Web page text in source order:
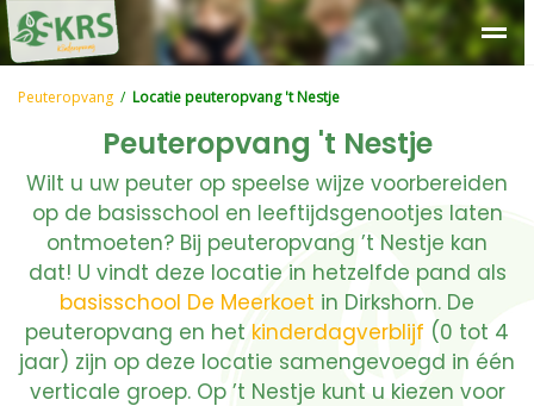
Over SKRS Kinderdagverblijf Peuteropvang
Peuteropvang / Locatie peuteropvang 't Nestje
Peuteropvang 't Nestje
Wilt u uw peuter op speelse wijze voorbereiden
op de basisschool en leeftijdsgenootjes laten
ontmoeten? Bij peuteropvang ’t Nestje kan
dat! U vindt deze locatie in hetzelfde pand als
basisschool De Meerkoet in Dirkshorn. De
peuteropvang en het kinderdagverblijf (0 tot 4
jaar) zijn op deze locatie samengevoegd in één
verticale groep. Op ’t Nestje kunt u kiezen voor